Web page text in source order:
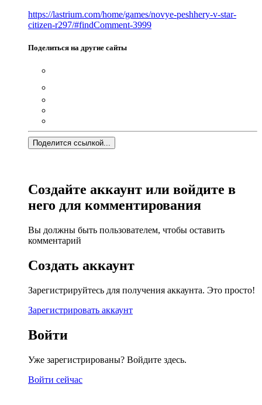
https://lastrium.com/home/games/novye-peshhery-v-star-
citizen-r297/#findComment-3999
Поделиться на другие сайты
Поделится ссылкой...
Создайте аккаунт или войдите в
него для комментирования
Вы должны быть пользователем, чтобы оставить
комментарий
Создать аккаунт
Зарегистрируйтесь для получения аккаунта. Это просто!
Зарегистрировать аккаунт
Войти
Уже зарегистрированы? Войдите здесь.
Войти сейчас